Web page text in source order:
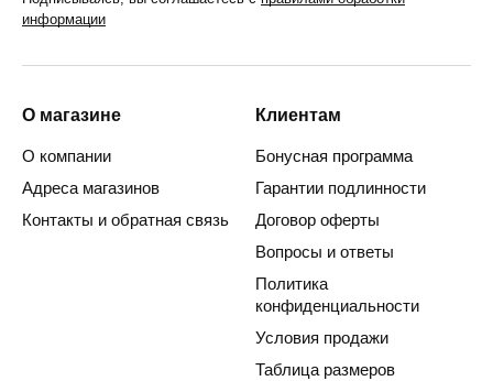
информации
О магазине
О компании
Адреса магазинов
Контакты и обратная связь
Клиентам
Бонусная программа
Гарантии подлинности
Договор оферты
Вопросы и ответы
Политика
конфиденциальности
Условия продажи
Таблица размеров